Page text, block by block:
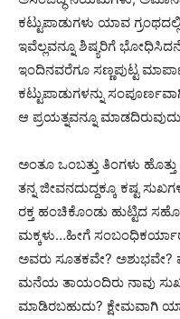
ಕಟ್ಟುಪಾಡುಗಳು ಯಾವ
ಇವೆಲ್ಲವನ್ನೂ ಶಿಷ್ಯರಿಗೆ
ಇಂದಿನವರೆಗೂ ಸಣ್ಣಪುಟ್ಟ
ಕಟ್ಟುಪಾಡುಗಳನ್ನು
ಆ ಪ್ರಯತ್ನವನ್ನೂ
ಅಂತೂ ಒಂಬತ್ತು ತಿಂಗಳು
ತನ್ನ ಜೀವನದುದ್ದಕ್ಕೂ ಕಷ್ಟ
ರಕ್ತ ಹಂಚಿಕೊಂಡು ಹುಟ್ಟಿದ
ಮಕ್ಕಳು…ಹೀಗೆ
ಅವರು ಸೂತಕವೇ?
ಮನೆಯ ತಾಯಂದಿರು ನಾವು
ಮಾಡಿರಬಹುದು? ಕ್ಷೇಮವಾಗಿ